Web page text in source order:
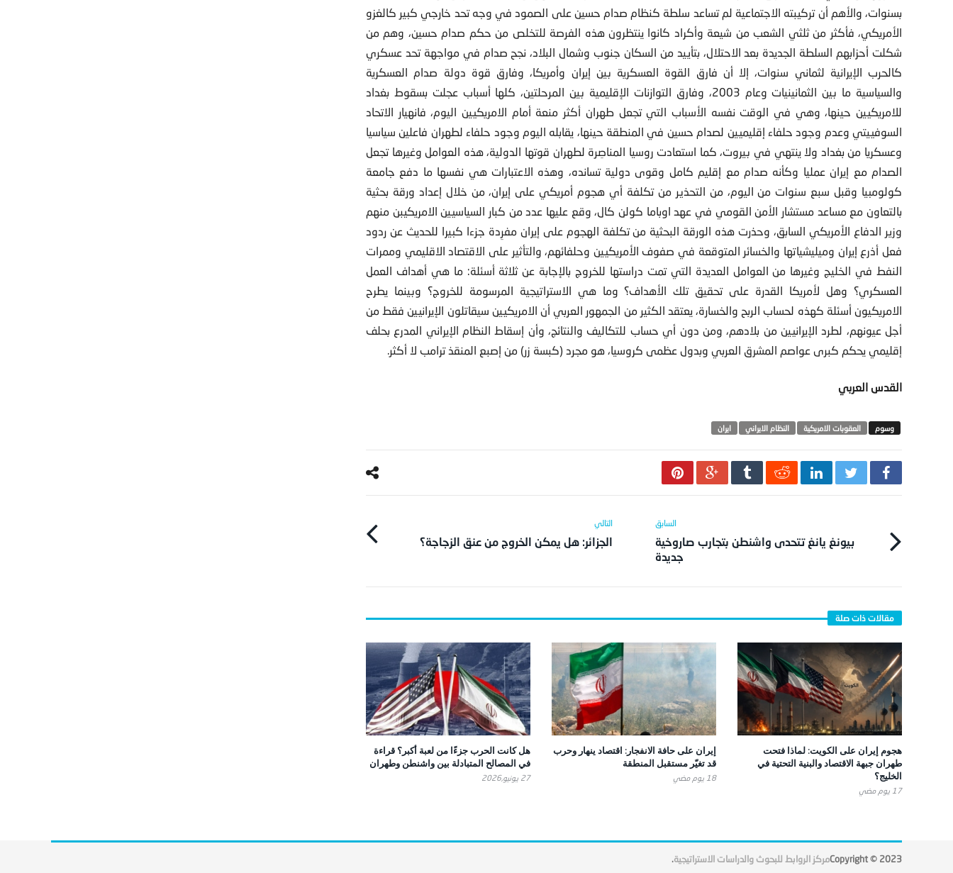
بسنوات، والأهم أن تركيبته الاجتماعية لم تساعد سلطة كنظام صدام حسين على الصمود في وجه تحد خارجي كبير كالغزو
الأمريكي، فأكثر من ثلثي الشعب من شيعة وأكراد كانوا ينتظرون هذه الفرصة للتخلص من حكم صدام حسين، وهم من
شكلت أحزابهم السلطة الجديدة بعد الاحتلال، بتأييد من السكان جنوب وشمال البلاد، نجح صدام في مواجهة تحد عسكري
كالحرب الإيرانية لثماني سنوات، إلا أن فارق القوة العسكرية بين إيران وأمريكا، وفارق قوة دولة صدام العسكرية
والسياسية ما بين الثمانينيات وعام 2003، وفارق التوازنات الإقليمية بين المرحلتين، كلها أسباب عجلت بسقوط بغداد
للامريكيين حينها، وهي في الوقت نفسه الأسباب التي تجعل طهران أكثر منعة أمام الامريكيين اليوم، فانهيار الاتحاد
السوفييتي وعدم وجود حلفاء إقليميين لصدام حسين في المنطقة حينها، يقابله اليوم وجود حلفاء لطهران فاعلين سياسيا
وعسكريا من بغداد ولا ينتهي في بيروت، كما استعادت روسيا المناصِرة لطهران قوتها الدولية، هذه العوامل وغيرها تجعل
الصدام مع إيران عمليا وكأنه صدام مع إقليم كامل وقوى دولية تسانده، وهذه الاعتبارات هي نفسها ما دفع جامعة
كولومبيا وقبل سبع سنوات من اليوم، من التحذير من تكلفة أي هجوم أمريكي على إيران، من خلال إعداد ورقة بحثية
بالتعاون مع مساعد مستشار الأمن القومي في عهد اوباما كولن كال، وقع عليها عدد من كبار السياسيين الامريكيبن منهم
وزير الدفاع الأمريكي السابق، وحذرت هذه الورقة البحثية من تكلفة الهجوم على إيران مفرِدة جزءا كبيرا للحديث عن ردود
فعل أذرع إيران وميليشياتها والخسائر المتوقعة في صفوف الأمريكيين وحلفائهم، والتأثير على الاقتصاد الاقليمي وممرات
النفط في الخليج وغيرها من العوامل العديدة التي تمت دراستها للخروج بالإجابة عن ثلاثة أسئلة: ما هي أهداف العمل
العسكري؟ وهل لأمريكا القدرة على تحقيق تلك الأهداف؟ وما هي الاستراتيجية المرسومة للخروج؟ وبينما يطرح
الامريكيون أسئلة كهذه لحساب الربح والخسارة، يعتقد الكثير من الجمهور العربي أن الامريكيين سيقاتلون الإيرانيين فقط من
أجل عيونهم، لطرد الإيرانيين من بلادهم، ومن دون أي حساب للتكاليف والنتائج، وأن إسقاط النظام الإيراني المدرع بحلف
إقليمي يحكم كبرى عواصم المشرق العربي وبدول عظمى كروسيا، هو مجرد (كبسة زر) من إصبع المنقذ ترامب لا أكثر.
القدس العربي
العقوبات الامريكية النظام الايراني ايران
بيونغ يانغ تتحدى واشنطن بتجارب صاروخية
جديدة
الجزائر: هل يمكن الخروج من عنق الزجاجة؟
هجوم إيران على الكويت: لماذا فتحت
طهران جبهة الاقتصاد والبنية التحتية في
الخليج؟
17 يوم ‎مضي
إيران على حافة الانفجار: اقتصاد ينهار وحرب
قد تغيّر مستقبل المنطقة
18 يوم ‎مضي
هل كانت الحرب جزءًا من لعبة أكبر؟ قراءة
في المصالح المتبادلة بين واشنطن وطهران
27 يونيو,2026
Copyright © 2023مركز الروابط للبحوث والدراسات الاستراتيجية.